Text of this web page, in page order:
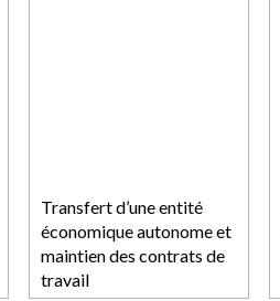
Transfert d’une entité
économique autonome et
maintien des contrats de
travail